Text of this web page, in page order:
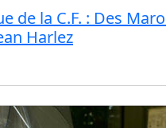
de la C.F. : Des
Harlez